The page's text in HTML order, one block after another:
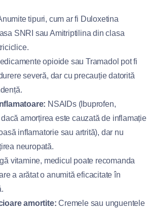
tipuri, cum ar fi Duloxetina
SNRI sau Amitriptilina din clasa
opioide sau Tramadol pot fi
severă, dar cu precauție datorită
NSAIDs (Ibuprofen,
amorțirea este cauzată de inflamație
inflamatorie sau artrită), dar nu
neuropată.
vitamine, medicul poate recomanda
a arătat o anumită eficacitate în
amortite: Cremele sau unguentele